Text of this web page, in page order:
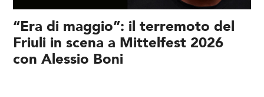
“Era di maggio”: il terremoto del
Friuli in scena a Mittelfest 2026
con Alessio Boni